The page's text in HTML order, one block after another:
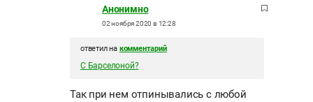
Анонимно
02 ноября 2020 в 12:28
ответил на комментарий
С Барселоной?
Так при нем отпинывались с любой